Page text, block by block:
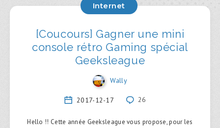
Internet
[Coucours] Gagner une mini
console rétro Gaming spécial
Geeksleague
Wally
2017-12-17 26
Hello !! Cette année Geeksleague vous propose, pour les